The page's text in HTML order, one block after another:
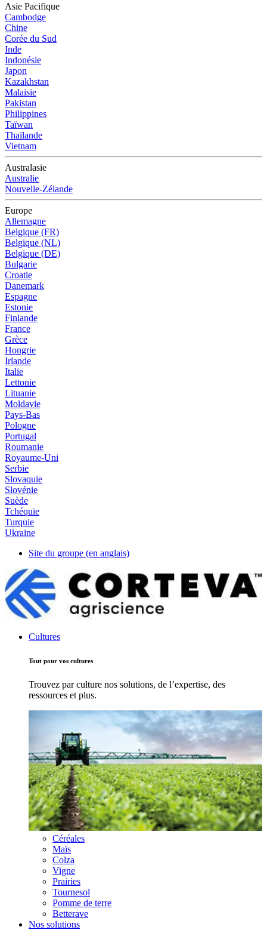
Asie Pacifique
Cambodge
Chine
Corée du Sud
Inde
Indonésie
Japon
Kazakhstan
Malaisie
Pakistan
Philippines
Taïwan
Thaïlande
Vietnam
Australasie
Australie
Nouvelle-Zélande
Europe
Allemagne
Belgique (FR)
Belgique (NL)
Belgique (DE)
Bulgarie
Croatie
Danemark
Espagne
Estonie
Finlande
France
Grèce
Hongrie
Irlande
Italie
Lettonie
Lituanie
Moldavie
Pays-Bas
Pologne
Portugal
Roumanie
Royaume-Uni
Serbie
Slovaquie
Slovénie
Suède
Tchéquie
Turquie
Ukraine
Site du groupe (en anglais)
Cultures
Tout pour vos cultures
Trouvez par culture nos solutions, de l’expertise, des
ressources et plus.
Céréales
Maïs
Colza
Vigne
Prairies
Tournesol
Pomme de terre
Betterave
Nos solutions